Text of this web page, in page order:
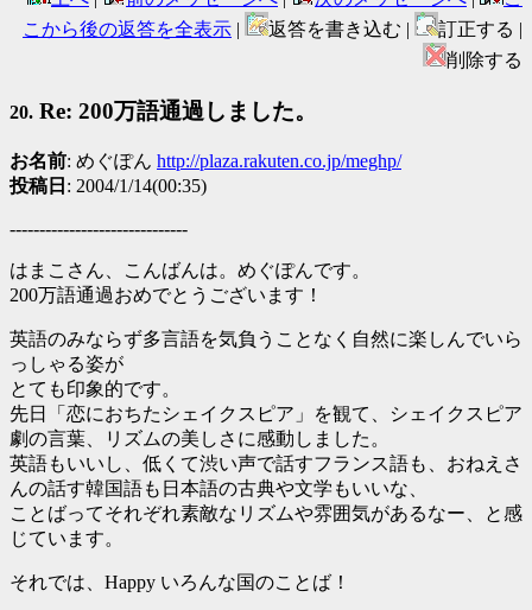
こから後の返答を全表示 | 返答を書き込む |
訂正する |
削除する
20. Re: 200万語通過しました。
お名前: めぐぽん http://plaza.rakuten.co.jp/meghp/
投稿日 : 2004/1/14(00:35)
------------------------------
はまこさん、こんばんは。めぐぽんです。
200万語通過おめでとうございます！
英語のみならず多言語を気負うことなく自然に楽しんでいら
っしゃる姿が
とても印象的です。
先日「恋におちたシェイクスピア」を観て、シェイクスピア
劇の言葉、リズムの美しさに感動しました。
英語もいいし、低くて渋い声で話すフランス語も、おねえさ
んの話す韓国語も日本語の古典や文学もいいな、
ことばってそれぞれ素敵なリズムや雰囲気があるなー、と感
じています。
それでは、Happy いろんな国のことば！